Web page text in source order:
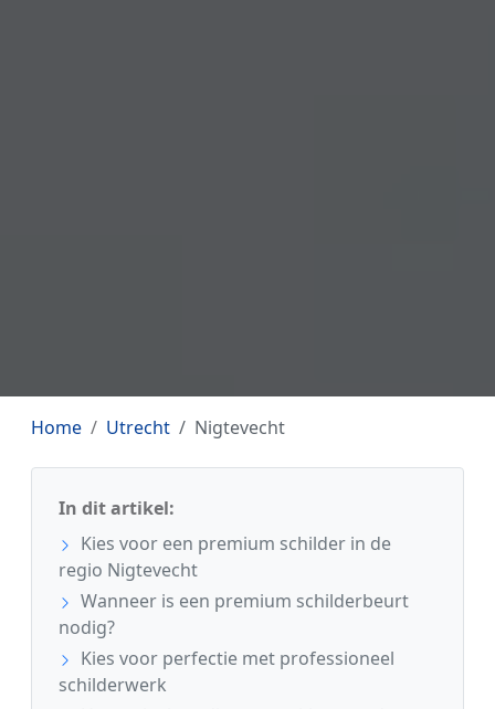
Home Utrecht Nigtevecht
In dit artikel:
Kies voor een premium schilder in de
regio Nigtevecht
Wanneer is een premium schilderbeurt
nodig?
Kies voor perfectie met professioneel
schilderwerk